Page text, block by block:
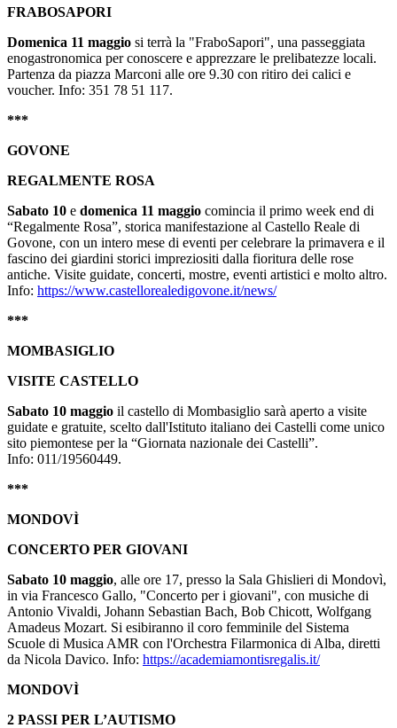
FRABOSAPORI
Domenica 11 maggio si terrà la "FraboSapori", una passeggiata
enogastronomica per conoscere e apprezzare le prelibatezze locali.
Partenza da piazza Marconi alle ore 9.30 con ritiro dei calici e
voucher. Info: 351 78 51 117.
***
GOVONE
REGALMENTE ROSA
Sabato 10 e domenica 11 maggio comincia il primo week end di
“Regalmente Rosa”, storica manifestazione al Castello Reale di
Govone, con un intero mese di eventi per celebrare la primavera e il
fascino dei giardini storici impreziositi dalla fioritura delle rose
antiche. Visite guidate, concerti, mostre, eventi artistici e molto altro.
Info: https://www.castellorealedigovone.it/news/
***
MOMBASIGLIO
VISITE CASTELLO
Sabato 10 maggio il castello di Mombasiglio sarà aperto a visite
guidate e gratuite, scelto dall'Istituto italiano dei Castelli come unico
sito piemontese per la “Giornata nazionale dei Castelli”.
Info: 011/19560449.
***
MONDOVÌ
CONCERTO PER GIOVANI
Sabato 10 maggio, alle ore 17, presso la Sala Ghislieri di Mondovì,
in via Francesco Gallo, "Concerto per i giovani", con musiche di
Antonio Vivaldi, Johann Sebastian Bach, Bob Chicott, Wolfgang
Amadeus Mozart. Si esibiranno il coro femminile del Sistema
Scuole di Musica AMR con l'Orchestra Filarmonica di Alba, diretti
da Nicola Davico. Info: https://academiamontisregalis.it/
MONDOVÌ
2 PASSI PER L’AUTISMO